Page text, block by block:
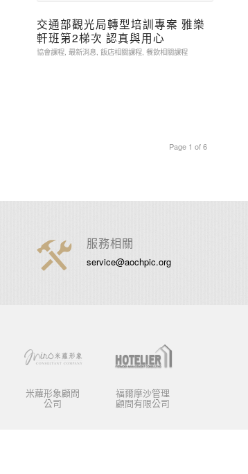
交通部觀光局轉型培訓專案 雅樂
軒班第2梯次 認真與用心
協會課程, 最新消息, 飯店相關課程, 餐飲相關課程
Page 1 of 6
服務相關
service@aochpic.org
米蘿形象顧問
公司
福爾摩沙管理
顧問有限公司